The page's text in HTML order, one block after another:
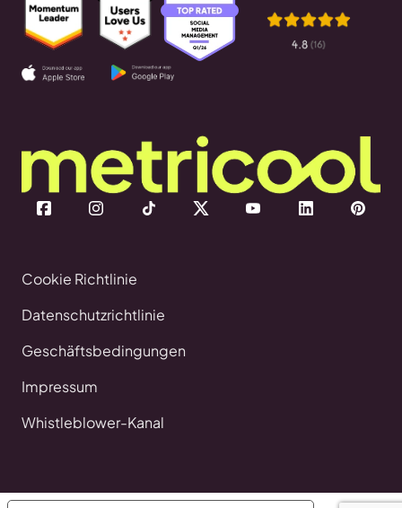
Cookie Richtlinie
Datenschutzrichtlinie
Geschäftsbedingungen
Impressum
Whistleblower-Kanal